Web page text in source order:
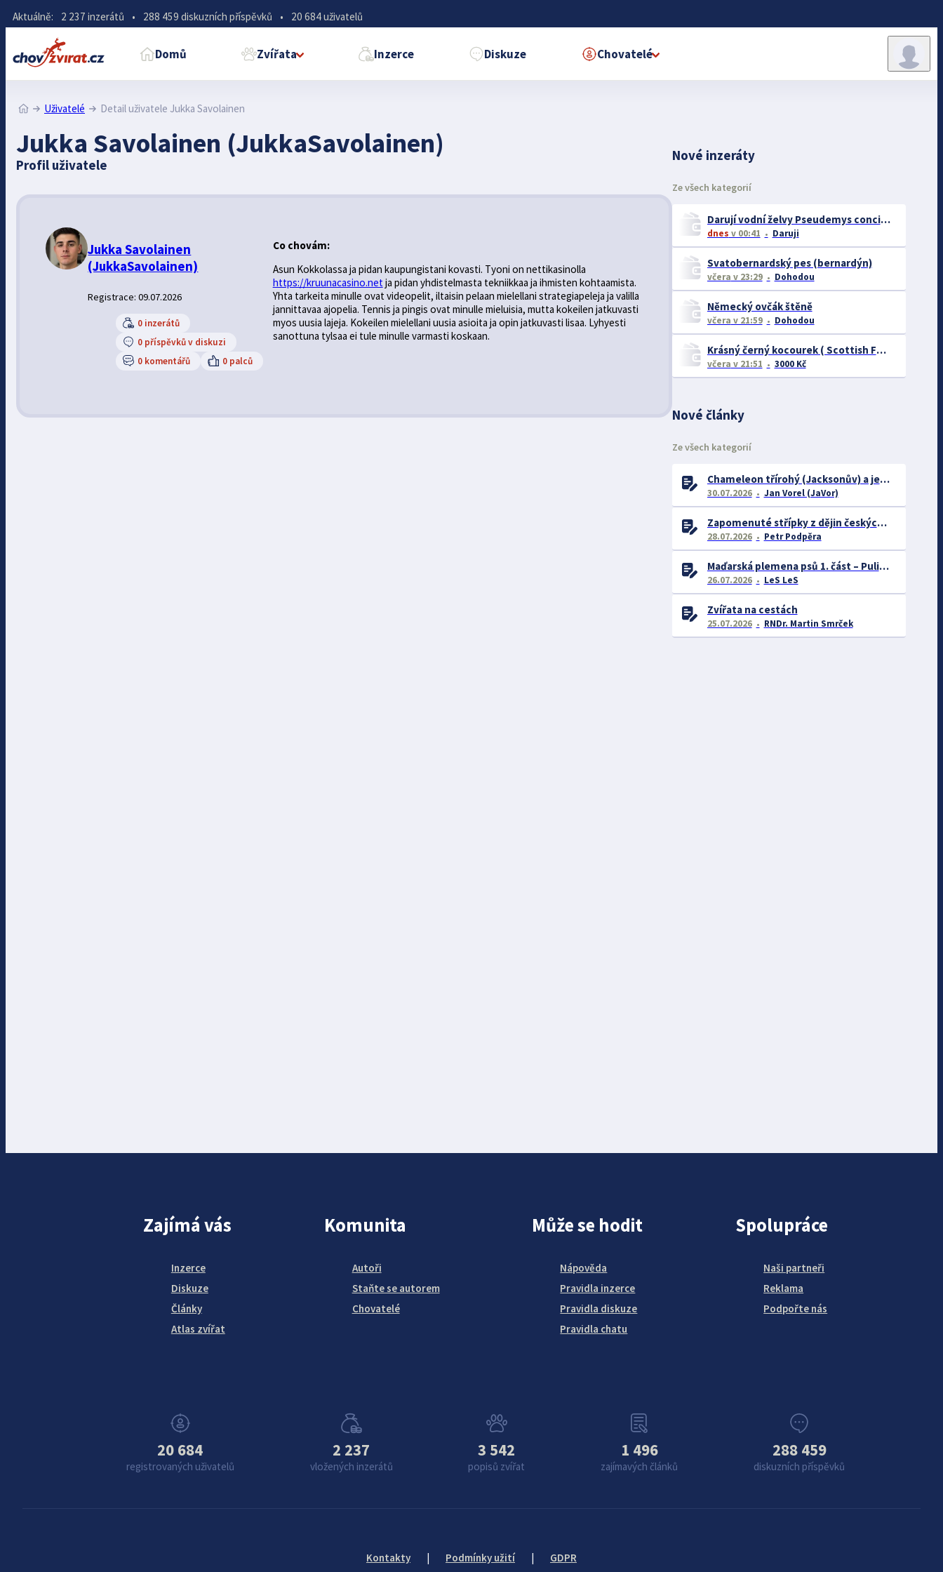
Aktuálně: 2 237 inzerátů • 288 459 diskuzních příspěvků • 20 684 uživatelů
Domů Zvířata Inzerce Diskuze Chovatelé
Uživatelé Detail uživatele Jukka Savolainen
Jukka Savolainen (JukkaSavolainen)
Profil uživatele
Jukka Savolainen
(JukkaSavolainen)
Registrace: 09.07.2026
0 inzerátů
0 příspěvků v diskuzi
0 komentářů
0 palců
Co chovám:
Asun Kokkolassa ja pidan kaupungistani kovasti. Tyoni on nettikasinolla
https://kruunacasino.net ja pidan yhdistelmasta tekniikkaa ja ihmisten kohtaamista.
Yhta tarkeita minulle ovat videopelit, iltaisin pelaan mielellani strategiapeleja ja valilla
jannittavaa ajopelia. Tennis ja pingis ovat minulle mieluisia, mutta kokeilen jatkuvasti
myos uusia lajeja. Kokeilen mielellani uusia asioita ja opin jatkuvasti lisaa. Lyhyesti
sanottuna tylsaa ei tule minulle varmasti koskaan.
Nové inzeráty
Ze všech kategorií
Darují vodní želvy Pseudemys concinna floridana hieroglyphica
dnes v 00:41 Daruji
Svatobernardský pes (bernardýn)
včera v 23:29 Dohodou
Německý ovčák štěně
včera v 21:59 Dohodou
Krásný černý kocourek ( Scottish Fold ) 4 měsíce
včera v 21:51 3000 Kč
Nové články
Ze všech kategorií
Chameleon třírohý (Jacksonův) a jeho chov
30.07.2026 Jan Vorel (JaVor)
Zapomenuté střípky z dějin českých exotářů - 3.část
28.07.2026 Petr Podpěra
Maďarská plemena psů 1. část – Puli, Komondor
26.07.2026 LeS LeS
Zvířata na cestách
25.07.2026 RNDr. Martin Smrček
Zajímá vás
Inzerce
Diskuze
Články
Atlas zvířat
Komunita
Autoři
Staňte se autorem
Chovatelé
Může se hodit
Nápověda
Pravidla inzerce
Pravidla diskuze
Pravidla chatu
Spolupráce
Naši partneři
Reklama
Podpořte nás
20 684
registrovaných uživatelů
2 237
vložených inzerátů
3 542
popisů zvířat
1 496
zajímavých článků
288 459
diskuzních příspěvků
Kontakty | Podmínky užití | GDPR